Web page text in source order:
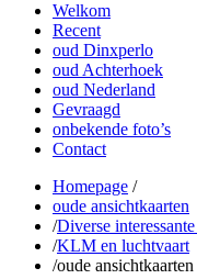
Welkom
Recent
oud Dinxperlo
oud Achterhoek
oud Nederland
Gevraagd
onbekende foto’s
Contact
Homepage /
oude ansichtkaarten
/Diverse
/KLM en luchtvaart
/oude